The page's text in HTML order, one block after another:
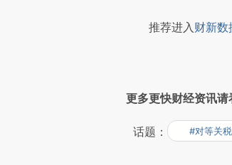
推荐进入财新数
更多更快财经资讯请
话题： #对等关税